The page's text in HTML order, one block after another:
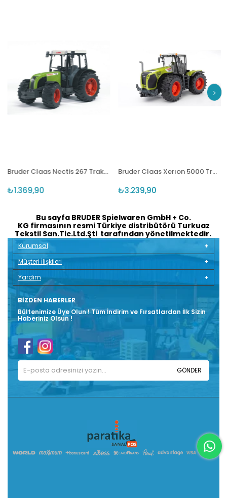
Bruder Claas Nectis 267 Traktör BR02110
₺1.369,90
Bruder Claas Xerıon 5000 Traktör BR03015
₺3.239,90
Bu sayfa BRUDER Spielwaren GmbH + Co.
KG firmasının resmi Türkiye distribütörü Turkuaz
Tekstil San.Tic.Ltd.Şti tarafından yönetilmektedir.
Kurumsal
Müşteri İlişkileri
Yardım
BIZDEN HABERLER
Bültenimize Üye Olun ! Tüm İndirim ve Fırsatlardan İlk Sizin
Haberiniz Olsun !
GÖNDER